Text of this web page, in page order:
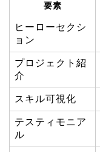
要素
ヒーローセクシ
ョン
プロジェクト紹
介
スキル可視化
テスティモニア
ル